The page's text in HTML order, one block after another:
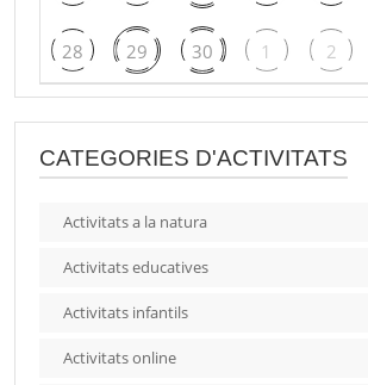
28 29 30 1 2
CATEGORIES D'ACTIVITATS
Activitats a la natura
Activitats educatives
Activitats infantils
Activitats online